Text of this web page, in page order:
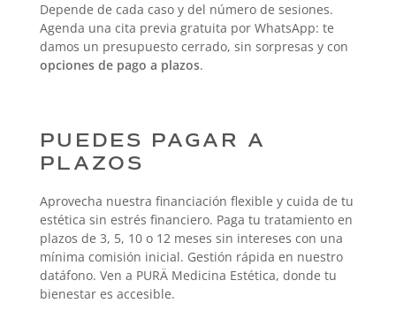
Depende de cada caso y del número de sesiones.
Agenda una cita previa gratuita por WhatsApp: te
damos un presupuesto cerrado, sin sorpresas y con
opciones de pago a plazos.
PUEDES PAGAR A
PLAZOS
Aprovecha nuestra financiación flexible y cuida de tu
estética sin estrés financiero. Paga tu tratamiento en
plazos de 3, 5, 10 o 12 meses sin intereses con una
mínima comisión inicial. Gestión rápida en nuestro
datáfono. Ven a PURÄ Medicina Estética, donde tu
bienestar es accesible.